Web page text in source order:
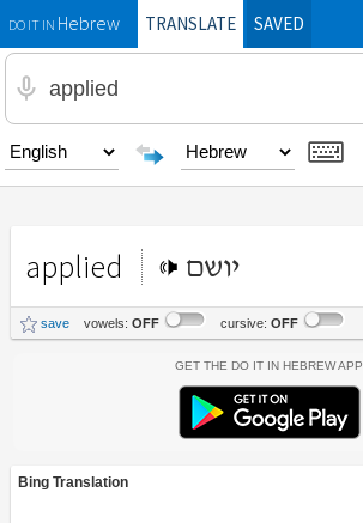
DO IT INHebrewTRANSLATE SAVED
applied יושם
save vowels: OFF cursive: OFF
Get the Do It In Hebrew App
Bing Translation